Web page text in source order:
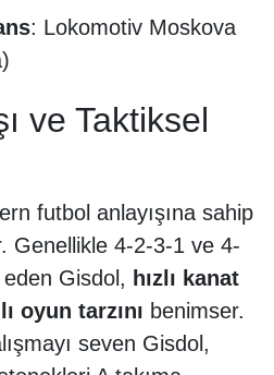
: Lokomotiv Moskova
ve Taktiksel
futbol anlayışına sahip
Genellikle 4-2-3-1 ve 4-
Gisdol, hızlı kanat
oyun tarzını benimser.
seven Gisdol,